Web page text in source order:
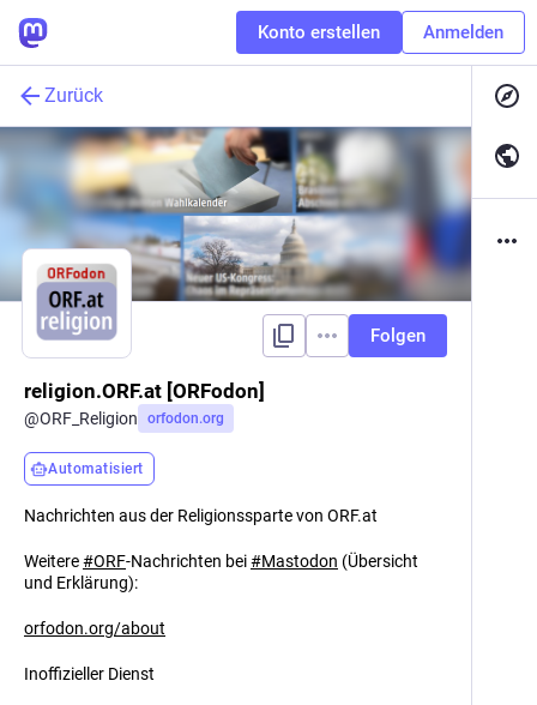
Konto erstellen Anmelden
Zurück
Folgen
religion.ORF.at [ORFodon]
@ORF_Religion orfodon.org
Automatisiert
Nachrichten aus der Religionssparte von ORF.at
Weitere#ORF-Nachrichten bei#Mastodon (Übersicht
und Erklärung):
orfodon.org/about
Inoffizieller Dienst